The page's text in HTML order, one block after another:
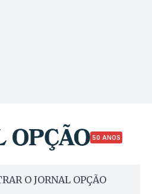
50 ANOS
O JORNAL OPÇÃO